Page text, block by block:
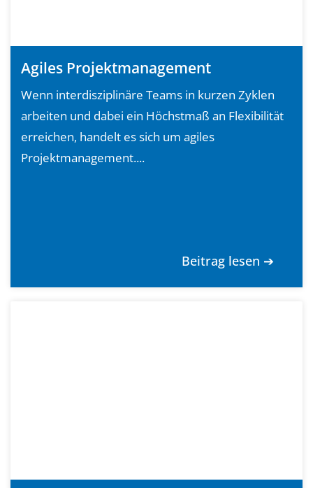
Agiles Projektmanagement
Wenn interdisziplinäre Teams in kurzen Zyklen
arbeiten und dabei ein Höchstmaß an Flexibilität
erreichen, handelt es sich um agiles
Projektmanagement....
Beitrag lesen ➔